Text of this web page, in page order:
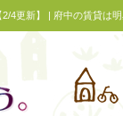
4更新】 | 府中の賃貸は